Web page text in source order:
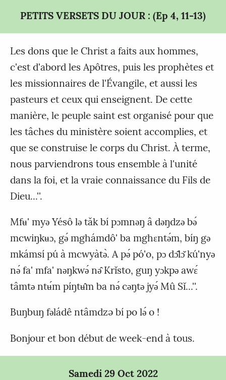
PETITS VERSETS DU JOUR : (Ep 4, 11-13)
Les dons que le Christ a faits aux hommes,
c'est d'abord les Apôtres, puis les prophètes et
les missionnaires de l'Évangile, et aussi les
pasteurs et ceux qui enseignent. De cette
manière, le peuple saint est organisé pour que
les tâches du ministère soient accomplies, et
que se construise le corps du Christ. À terme,
nous parviendrons tous ensemble à l'unité
dans la foi, et la vraie connaissance du Fils de
Dieu...''.
Mfʉ' myǝ Yésô lǝ tǎk bí pɔmnǝŋ â dǝŋdzǝ bǝ́
mcwiŋkʉɔ, gǝ́ mghámdô' ba mghɛntǝ́m, bíŋ gǝ
mkámsí pú à mcwyàtǝ̀. A pǝ́ pó'o, pɔ dɔ̂lɔ̌ kú'nyǝ
nǝ́ fa' mfa' nǝŋkwǝ́ nǝ̂ Krǐsto, guŋ yɔkpǝ awɛ́
tâmtǝ ntʉ́m píŋtʉ̂m ba nǝ́ cǝŋtǝ jyǝ́ Mû Sǐ...''.
Buŋbuŋ fǝládê ntâmdzə bí po lǝ́ o !
Bonjour et bon début de week-end à tous.
Samedi 29 Oct 2022